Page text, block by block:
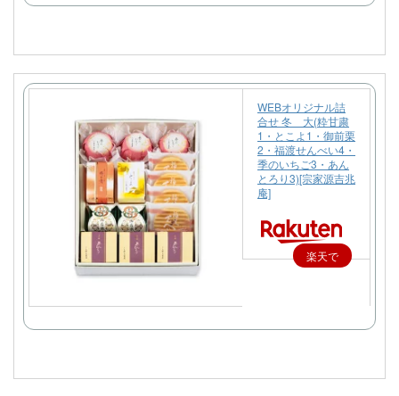
WEBオリジナル詰
合せ 冬 大(粋甘粛
1・とこよ1・御前栗
2・福渡せんべい4・
季のいちご3・あん
とろり3)[宗家源吉兆
庵]
楽天で